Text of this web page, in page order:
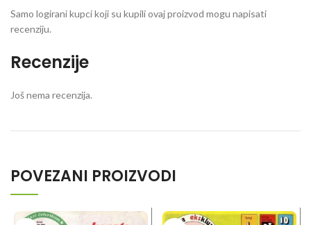
Recenzije
Još nema recenzija.
Samo logirani kupci koji su kupili ovaj proizvod mogu napisati
recenziju.
POVEZANI PROIZVODI